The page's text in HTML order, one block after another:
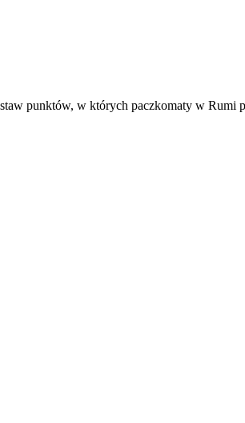
punktów, w których paczkomaty w Rumi